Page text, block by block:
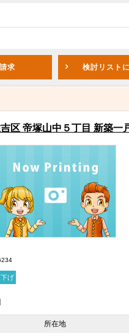
求 検討リスト
区 帝塚山中５丁目 新築一
げ
所在地